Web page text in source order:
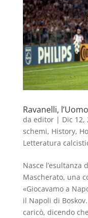
Ravanelli,
da editor| Dic 12,
schemi, History,
Letteratura
Nasce l’esultanza
Mascherato, una
«Giocavamo a
il Napoli di
caricò, dicendo